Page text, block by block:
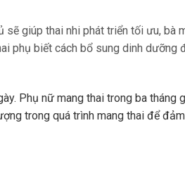
sẽ giúp thai nhi phát triển tối ưu,
phụ biết cách bổ sung dinh dưỡng
Phụ nữ mang thai trong ba
trong quá trình mang thai để